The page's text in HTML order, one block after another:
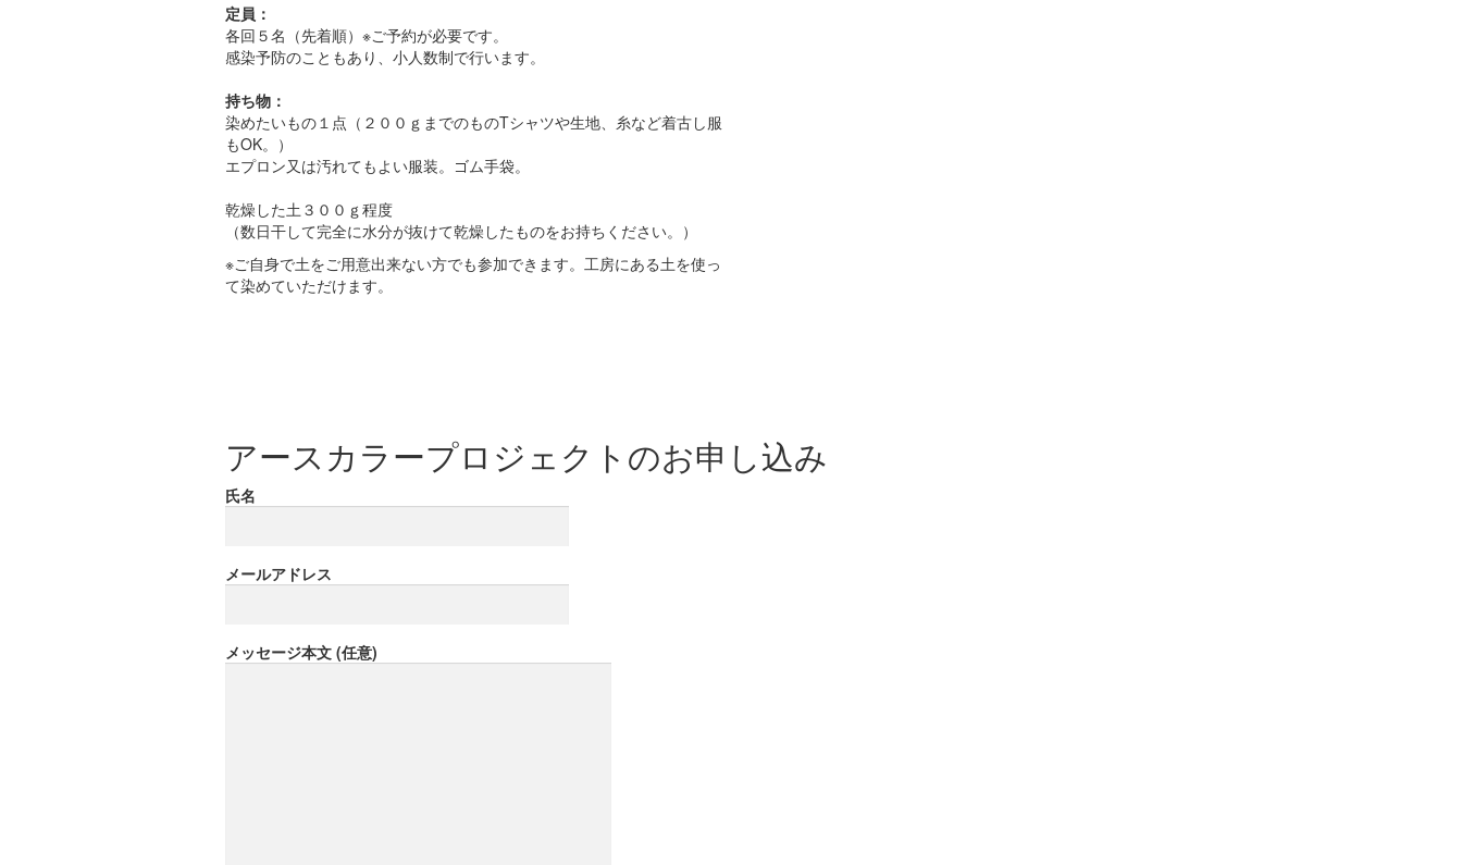
定員：
各回５名（先着順）※ご予約が必要です。
感染予防のこともあり、小人数制で行います。
持ち物：
染めたいもの１点（２００ｇまでのものTシャツや生地、糸など着古し服
もOK。）
エプロン又は汚れてもよい服装。ゴム手袋。
乾燥した土３００ｇ程度
（数日干して完全に水分が抜けて乾燥したものをお持ちください。）
※ご自身で土をご用意出来ない方でも参加できます。工房にある土を使っ
て染めていただけます。
アースカラープロジェクトのお申し込み
氏名
メールアドレス
メッセージ本文 (任意)